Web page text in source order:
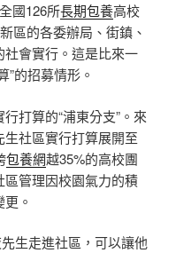
國126所長期包養高校
區的各委辦局、街鎮、
社會實行。這是比來一
”的招募情形。
打算的“浦東分支”。來
社區實行打算展開至
包養網越35%的高校團
管理因校園氣力的積
。
生走進社區，可以讓他